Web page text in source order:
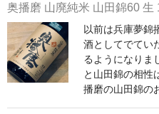
神亀 神亀酒造（埼玉県蓮田
隆・丹沢山 川西屋酒造店（
長珍 長珍酒造（愛知県津島
奥播磨 山廃純米 山田錦60 生
以前は兵庫夢錦
酒としてでてい
るようになりま
と山田錦の相性
播磨の山田錦の